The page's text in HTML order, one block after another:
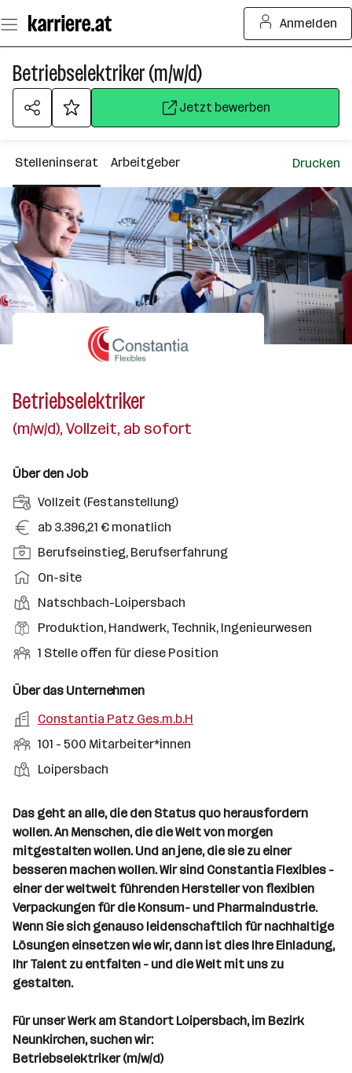
Seiteninhalt
springen
Anmelden
Betriebselektriker (m/w/d)
Jetzt bewerben
Stelleninserat Arbeitgeber Drucken
Betriebselektriker
(m/w/d), Vollzeit, ab sofort
Über den Job
A
n
t
e
l
u
n
s
r
t
Vollzeit (Festanstellung)
G
e
h
a
l
t
ab 3.396,21 € monatlich
P
o
i
t
i
n
e
b
n
Berufseinstieg, Berufserfahrung
A
r
b
e
i
s
m
o
d
e
On-site
D
i
n
t
o
t
Natschbach-Loipersbach
B
e
u
s
f
l
e
r
Produktion, Handwerk, Technik, Ingenieurwesen
O
f
n
e
S
l
l
e
n
1 Stelle offen für diese Position
Über das Unternehmen
A
r
e
t
g
e
b
e
r
Constantia Patz Ges.m.b.H
M
i
t
r
b
e
i
t
e
r
*
i
n
e
n
a
101 - 500 Mitarbeiter*innen
S
a
n
d
o
r
t
e
Loipersbach
Das geht an alle, die den Status quo herausfordern
wollen. An Menschen, die die Welt von morgen
mitgestalten wollen. Und an jene, die sie zu einer
besseren machen wollen. Wir sind Constantia Flexibles -
einer der weltweit führenden Hersteller von flexiblen
Verpackungen für die Konsum- und Pharmaindustrie.
Wenn Sie sich genauso leidenschaftlich für nachhaltige
Lösungen einsetzen wie wir, dann ist dies Ihre Einladung,
Ihr Talent zu entfalten - und die Welt mit uns zu
gestalten.
Für unser Werk am Standort Loipersbach, im Bezirk
Neunkirchen, suchen wir:
Betriebselektriker (m/w/d)